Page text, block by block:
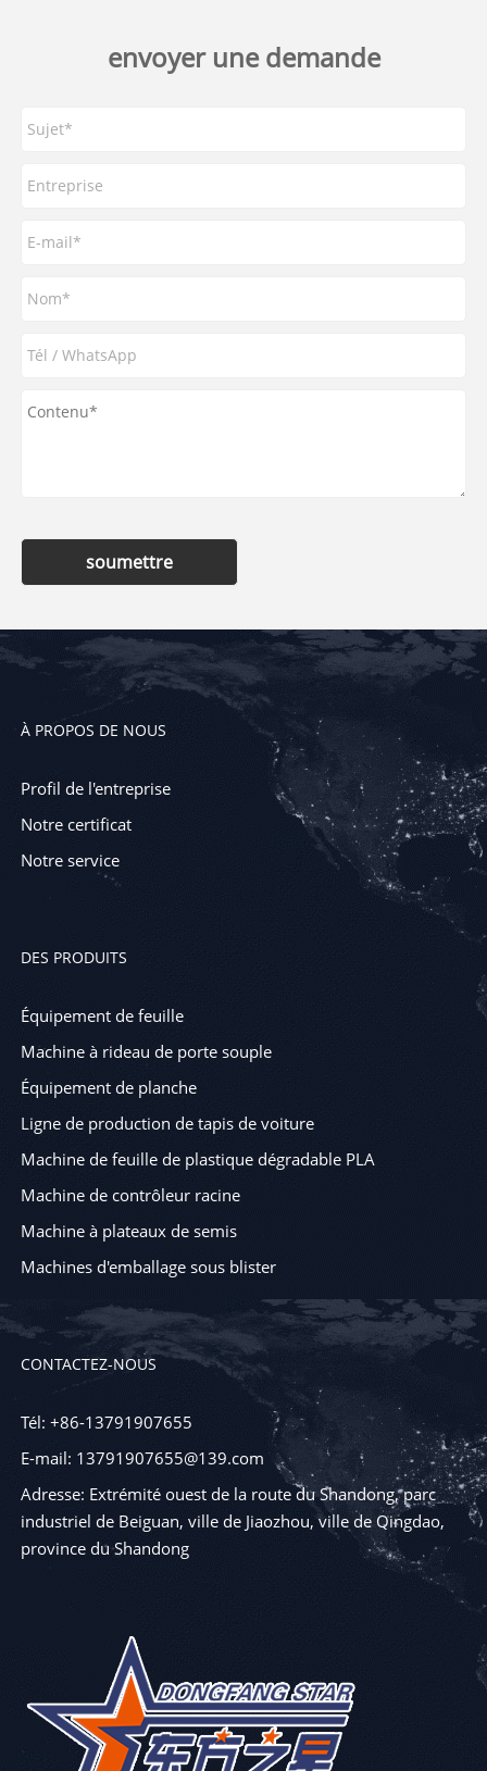
envoyer une demande
soumettre
À PROPOS DE NOUS
Profil de l'entreprise
Notre certificat
Notre service
DES PRODUITS
Équipement de feuille
Machine à rideau de porte souple
Équipement de planche
Ligne de production de tapis de voiture
Machine de feuille de plastique dégradable PLA
Machine de contrôleur racine
Machine à plateaux de semis
Machines d'emballage sous blister
CONTACTEZ-NOUS
Tél: +86-13791907655
E-mail: 13791907655@139.com
Adresse: Extrémité ouest de la route du Shandong, parc
industriel de Beiguan, ville de Jiaozhou, ville de Qingdao,
province du Shandong